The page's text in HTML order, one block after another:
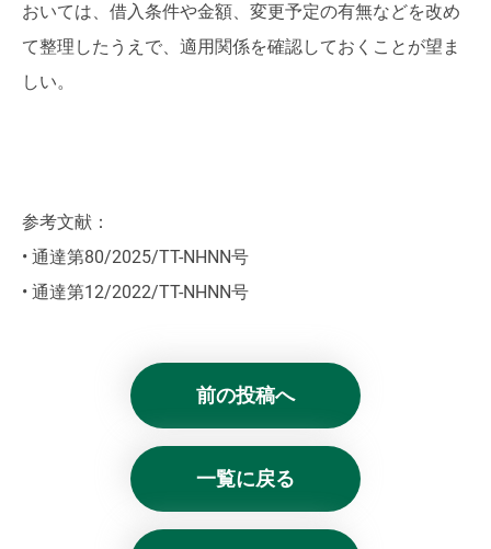
おいては、借入条件や金額、変更予定の有無などを改め
て整理したうえで、適用関係を確認しておくことが望ま
しい。
参考文献：
• 通達第80/2025/TT-NHNN号
• 通達第12/2022/TT-NHNN号
前の投稿へ
一覧に戻る